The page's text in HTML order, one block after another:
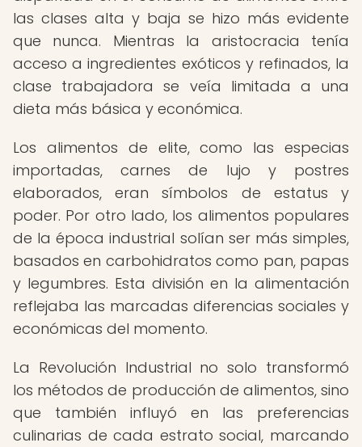
las clases alta y baja se hizo más evidente
que nunca. Mientras la aristocracia tenía
acceso a ingredientes exóticos y refinados, la
clase trabajadora se veía limitada a una
dieta más básica y económica.
Los alimentos de elite, como las especias
importadas, carnes de lujo y postres
elaborados, eran símbolos de estatus y
poder. Por otro lado, los alimentos populares
de la época industrial solían ser más simples,
basados en carbohidratos como pan, papas
y legumbres. Esta división en la alimentación
reflejaba las marcadas diferencias sociales y
económicas del momento.
La Revolución Industrial no solo transformó
los métodos de producción de alimentos, sino
que también influyó en las preferencias
culinarias de cada estrato social, marcando